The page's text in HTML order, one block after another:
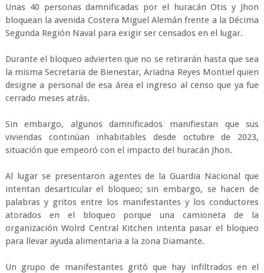
Unas 40 personas damnificadas por el huracán Otis y Jhon
bloquean la avenida Costera Miguel Alemán frente a la Décima
Segunda Región Naval para exigir ser censados en el lugar.
Durante el bloqueo advierten que no se retirarán hasta que sea
la misma Secretaria de Bienestar, Ariadna Reyes Montiel quien
designe a personal de esa área el ingreso al censo que ya fue
cerrado meses atrás.
Sin embargo, algunos damnificados manifiestan que sus
viviendas continúan inhabitables desde octubre de 2023,
situación que empeoró con el impacto del huracán Jhon.
Al lugar se presentaron agentes de la Guardia Nacional que
intentan desarticular el bloqueo; sin embargo, se hacen de
palabras y gritos entre los manifestantes y los conductores
atorados en el bloqueo porque una camioneta de la
organización Wolrd Central Kitchen intenta pasar el bloqueo
para llevar ayuda alimentaria a la zona Diamante.
Un grupo de manifestantes gritó que hay infiltrados en el